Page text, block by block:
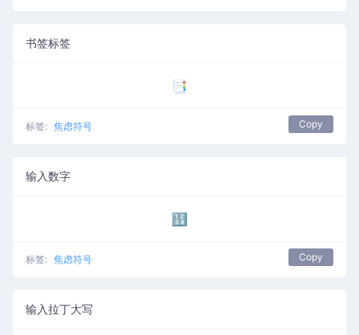
书签标签
📑
标签: 焦虑符号 Copy
输入数字
🔢
标签: 焦虑符号 Copy
输入拉丁大写